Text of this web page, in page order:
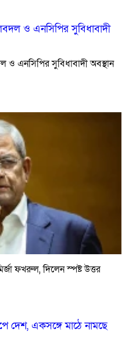
এনসিপির সুবিধাবাদী অবস্থান
ফখরুল, দিলেন স্পষ্ট উত্তর